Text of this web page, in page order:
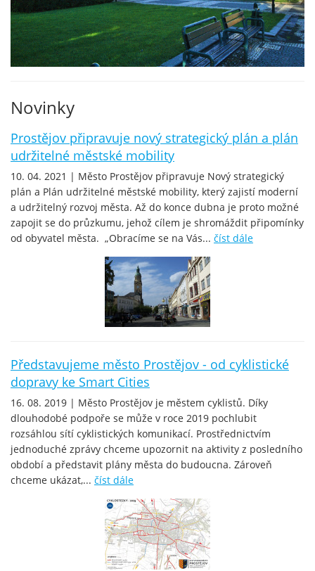
Novinky
Prostějov připravuje nový strategický plán a plán
udržitelné městské mobility
10. 04. 2021 | Město Prostějov připravuje Nový strategický
plán a Plán udržitelné městské mobility, který zajistí moderní
a udržitelný rozvoj města. Až do konce dubna je proto možné
zapojit se do průzkumu, jehož cílem je shromáždit připomínky
od obyvatel města. „Obracíme se na Vás... číst dále
Představujeme město Prostějov - od cyklistické
dopravy ke Smart Cities
16. 08. 2019 | Město Prostějov je městem cyklistů. Díky
dlouhodobé podpoře se může v roce 2019 pochlubit
rozsáhlou sítí cyklistických komunikací. Prostřednictvím
jednoduché zprávy chceme upozornit na aktivity z posledního
období a představit plány města do budoucna. Zároveň
chceme ukázat,... číst dále